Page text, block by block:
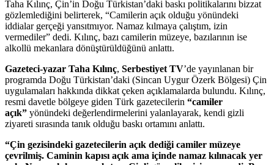
Taha Kılınç, Çin’in Doğu Türkistan’daki baskı politikalarını bizzat
gözlemlediğini belirterek, “Camilerin açık olduğu yönündeki
iddialar gerçeği yansıtmıyor. Namaz kılmaya çalıştım, izin
vermediler” dedi. Kılınç, bazı camilerin müzeye, bazılarının ise
alkollü mekanlara dönüştürüldüğünü anlattı.
Gazeteci-yazar Taha Kılınç, Serbestiyet TV’de yayınlanan bir
programda Doğu Türkistan’daki (Sincan Uygur Özerk Bölgesi) Çin
uygulamaları hakkında dikkat çeken açıklamalarda bulundu. Kılınç,
resmi davetle bölgeye giden Türk gazetecilerin “camiler
açık” yönündeki değerlendirmelerini yalanlayarak, kendi gizli
ziyareti sırasında tanık olduğu baskı ortamını anlattı.
“Çin gezisindeki gazetecilerin açık dediği camiler müzeye
çevrilmiş. Caminin kapısı açık ama içinde namaz kılınacak yer